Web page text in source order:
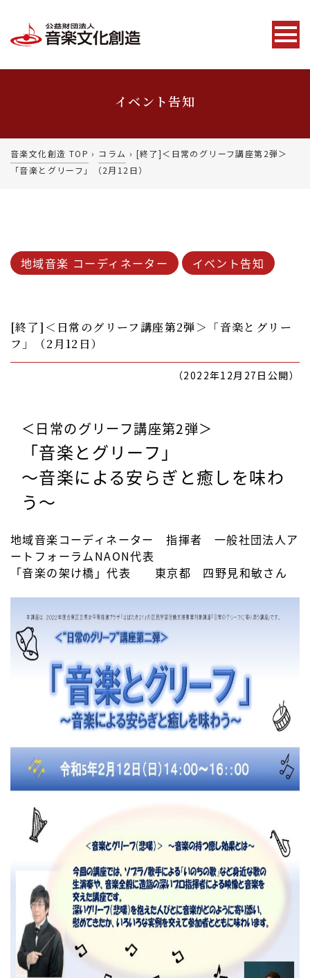
イベント告知
音楽文化創造 TOP › コラム › [終了]＜日常のグリーフ講座第2弾＞
「音楽とグリーフ」（2月12日）
地域音楽 コーディネーター イベント告知
[終了]＜日常のグリーフ講座第2弾＞「音楽とグリー
フ」（2月12日）
（2022年12月27日公開）
＜日常のグリーフ講座第2弾＞
「音楽とグリーフ」
～音楽による安らぎと癒しを味わ
う～
地域音楽コーディネーター 指揮者 一般社団法人ア
ートフォーラムNAON代表
「音楽の架け橋」代表 東京都 四野見和敏さん